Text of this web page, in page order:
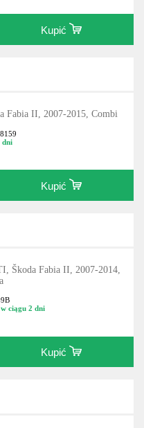
Kupić
Fabia II, 2007-2015, Combi
dni
Kupić
Škoda Fabia II, 2007-2014,
ciągu 2 dni
Kupić